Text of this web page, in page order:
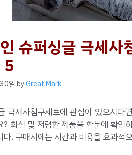
슈퍼싱글 극세사
5
일 byGreat Mark
극세사침구세트에 관심이 있으시다
? 최신 및 저렴한 제품을 한눈에 확인
다. 구매시에는 시간과 비용을 효과적